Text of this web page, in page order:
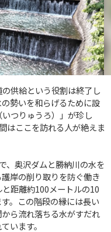
供給という役割は終了し
勢いを和らげるために設
つりゅうろ）」が珍し
はここを訪れる人が絶えま
、奥沢ダムと勝納川の水を
岸の削り取りを防ぐ働き
距離約100メートルの10
。この階段の縁には長い
ら流れ落ちる水がすだれ
います。